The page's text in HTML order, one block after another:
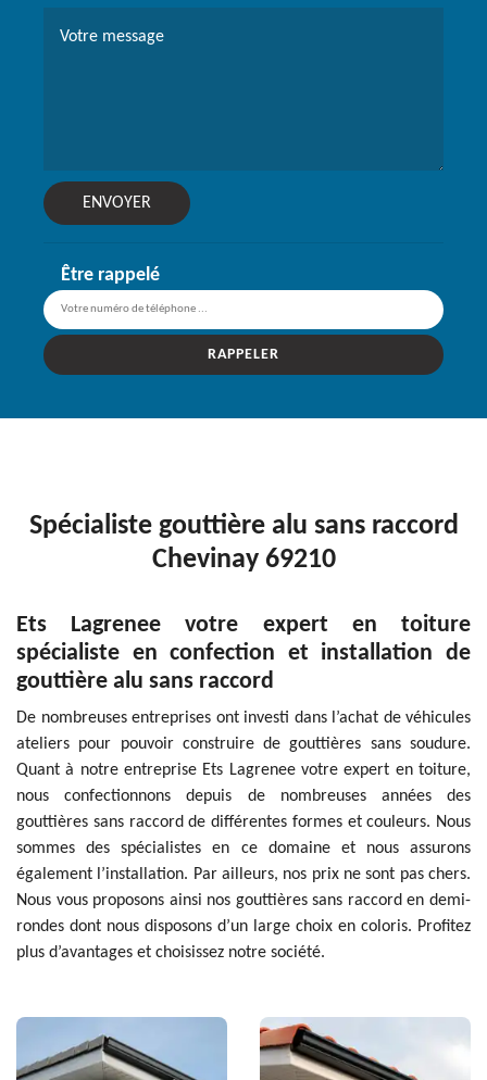
Être rappelé
Spécialiste gouttière alu sans raccord
Chevinay 69210
Ets Lagrenee votre expert en toiture
spécialiste en confection et installation de
gouttière alu sans raccord
De nombreuses entreprises ont investi dans l’achat de véhicules
ateliers pour pouvoir construire de gouttières sans soudure.
Quant à notre entreprise Ets Lagrenee votre expert en toiture,
nous confectionnons depuis de nombreuses années des
gouttières sans raccord de différentes formes et couleurs. Nous
sommes des spécialistes en ce domaine et nous assurons
également l’installation. Par ailleurs, nos prix ne sont pas chers.
Nous vous proposons ainsi nos gouttières sans raccord en demi-
rondes dont nous disposons d’un large choix en coloris. Profitez
plus d’avantages et choisissez notre société.